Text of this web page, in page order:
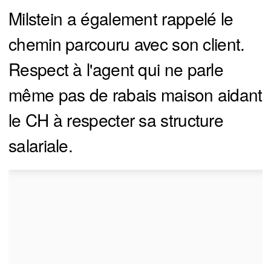
Milstein a également rappelé le
chemin parcouru avec son client.
Respect à l'agent qui ne parle
même pas de rabais maison aidant
le CH à respecter sa structure
salariale.